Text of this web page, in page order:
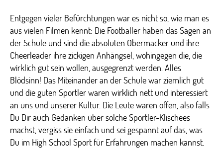
Entgegen vieler Befürchtungen war es nicht so, wie man es
aus vielen Filmen kennt: Die Footballer haben das Sagen an
der Schule und sind die absoluten Obermacker und ihre
Cheerleader ihre zickigen Anhängsel, wohingegen die, die
wirklich gut sein wollen, ausgegrenzt werden. Alles
Blödsinn! Das Miteinander an der Schule war ziemlich gut
und die guten Sportler waren wirklich nett und interessiert
an uns und unserer Kultur. Die Leute waren offen, also falls
Du Dir auch Gedanken über solche Sportler-Klischees
machst, vergiss sie einfach und sei gespannt auf das, was
Du im High School Sport für Erfahrungen machen kannst.